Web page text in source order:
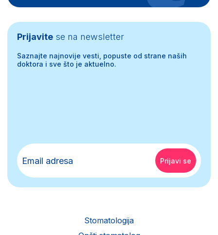
Prijavite se na newsletter
Saznajte najnovije vesti, popuste od strane naših
doktora i sve što je aktuelno.
Stomatologija